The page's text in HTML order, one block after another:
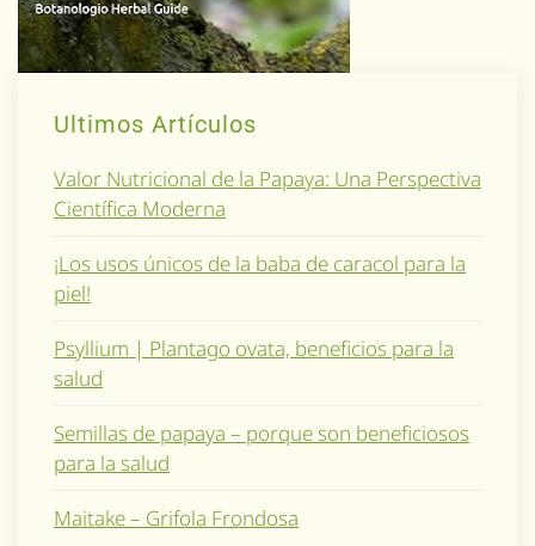
Ultimos Artículos
Valor Nutricional de la Papaya: Una Perspectiva
Científica Moderna
¡Los usos únicos de la baba de caracol para la
piel!
Psyllium | Plantago ovata, beneficios para la
salud
Semillas de papaya – porque son beneficiosos
para la salud
Maitake – Grifola Frondosa